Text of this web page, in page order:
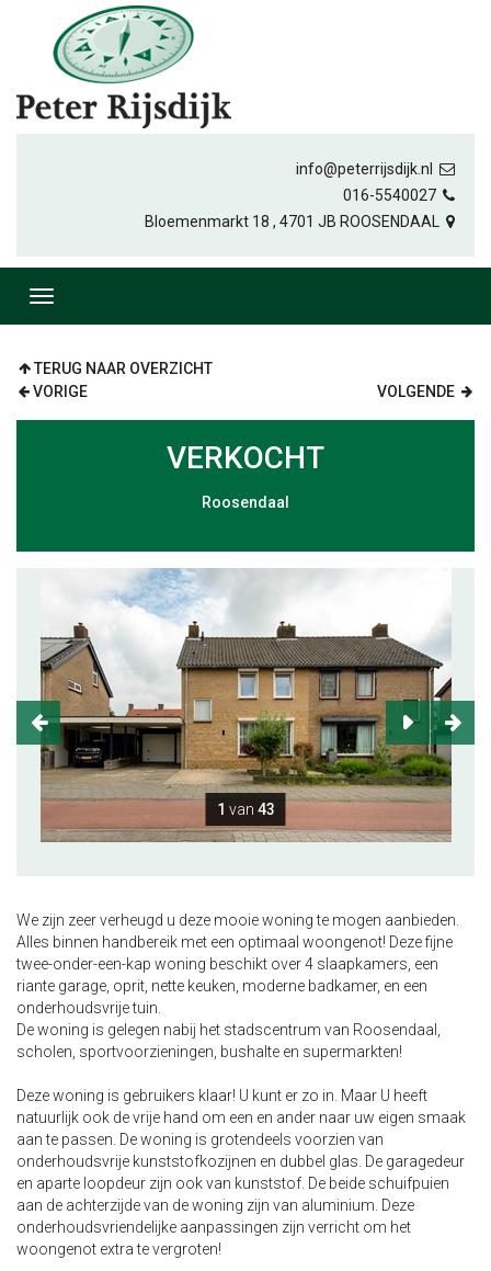
info@peterrijsdijk.nl
016-5540027
Bloemenmarkt 18 , 4701 JB ROOSENDAAL
TERUG NAAR OVERZICHT
VORIGE
VOLGENDE
VERKOCHT
Roosendaal
1 van 43
We zijn zeer verheugd u deze mooie woning te mogen aanbieden.
Alles binnen handbereik met een optimaal woongenot! Deze fijne
twee-onder-een-kap woning beschikt over 4 slaapkamers, een
riante garage, oprit, nette keuken, moderne badkamer, en een
onderhoudsvrije tuin.
De woning is gelegen nabij het stadscentrum van Roosendaal,
scholen, sportvoorzieningen, bushalte en supermarkten!
Deze woning is gebruikers klaar! U kunt er zo in. Maar U heeft
natuurlijk ook de vrije hand om een en ander naar uw eigen smaak
aan te passen. De woning is grotendeels voorzien van
onderhoudsvrije kunststofkozijnen en dubbel glas. De garagedeur
en aparte loopdeur zijn ook van kunststof. De beide schuifpuien
aan de achterzijde van de woning zijn van aluminium. Deze
onderhoudsvriendelijke aanpassingen zijn verricht om het
woongenot extra te vergroten!